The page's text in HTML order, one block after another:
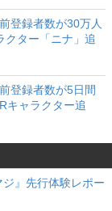
登録者数が30万人
クター「ニナ」追
登録者数が5日間
キャラクター追
』先行体験レポー